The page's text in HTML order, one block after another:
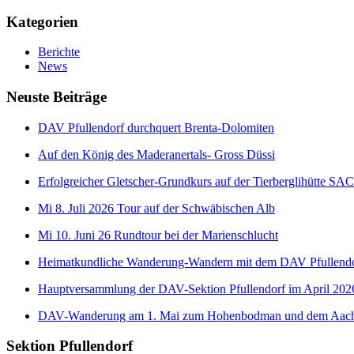
Kategorien
Berichte
News
Neuste Beiträge
DAV Pfullendorf durchquert Brenta-Dolomiten
Auf den König des Maderanertals- Gross Düssi
Erfolgreicher Gletscher-Grundkurs auf der Tierberglihütte SAC
Mi 8. Juli 2026 Tour auf der Schwäbischen Alb
Mi 10. Juni 26 Rundtour bei der Marienschlucht
Heimatkundliche Wanderung-Wandern mit dem DAV
Hauptversammlung der DAV-Sektion Pfullendorf im April
DAV-Wanderung am 1. Mai zum Hohenbodman und dem
Sektion Pfullendorf